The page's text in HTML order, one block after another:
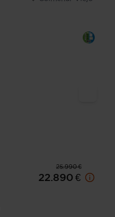
25.990 €
22.890 €